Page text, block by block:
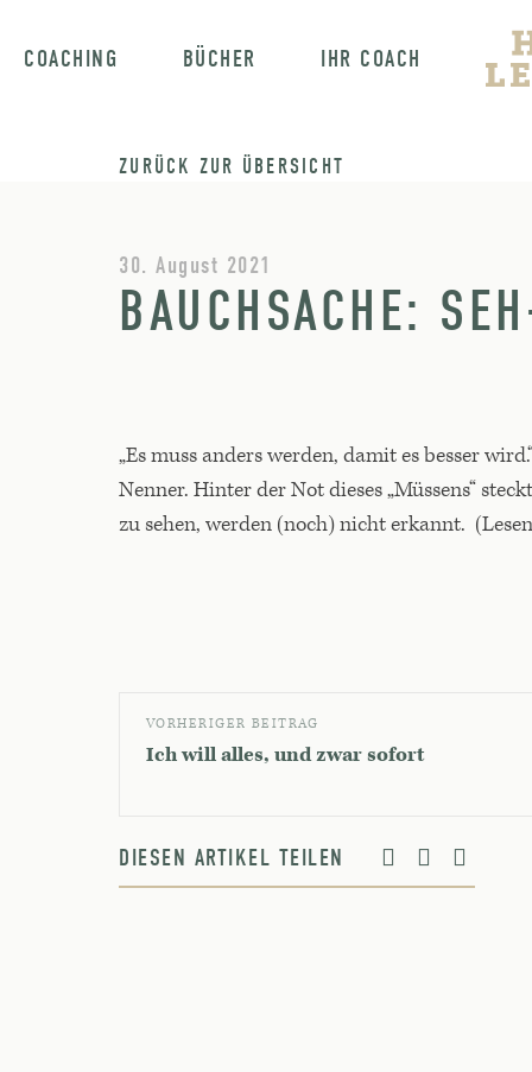
COACHING BÜCHER IHR COACH
ZURÜCK ZUR ÜBERSICHT
30. August 2021
BAUCHSACHE:
„Es muss anders werden, damit es besser
Nenner. Hinter der Not dieses „Müssens“
zu sehen, werden (noch) nicht erkannt.
VORHERIGER BEITRAG
Ich will alles, und zwar sofort
DIESEN ARTIKEL TEILEN